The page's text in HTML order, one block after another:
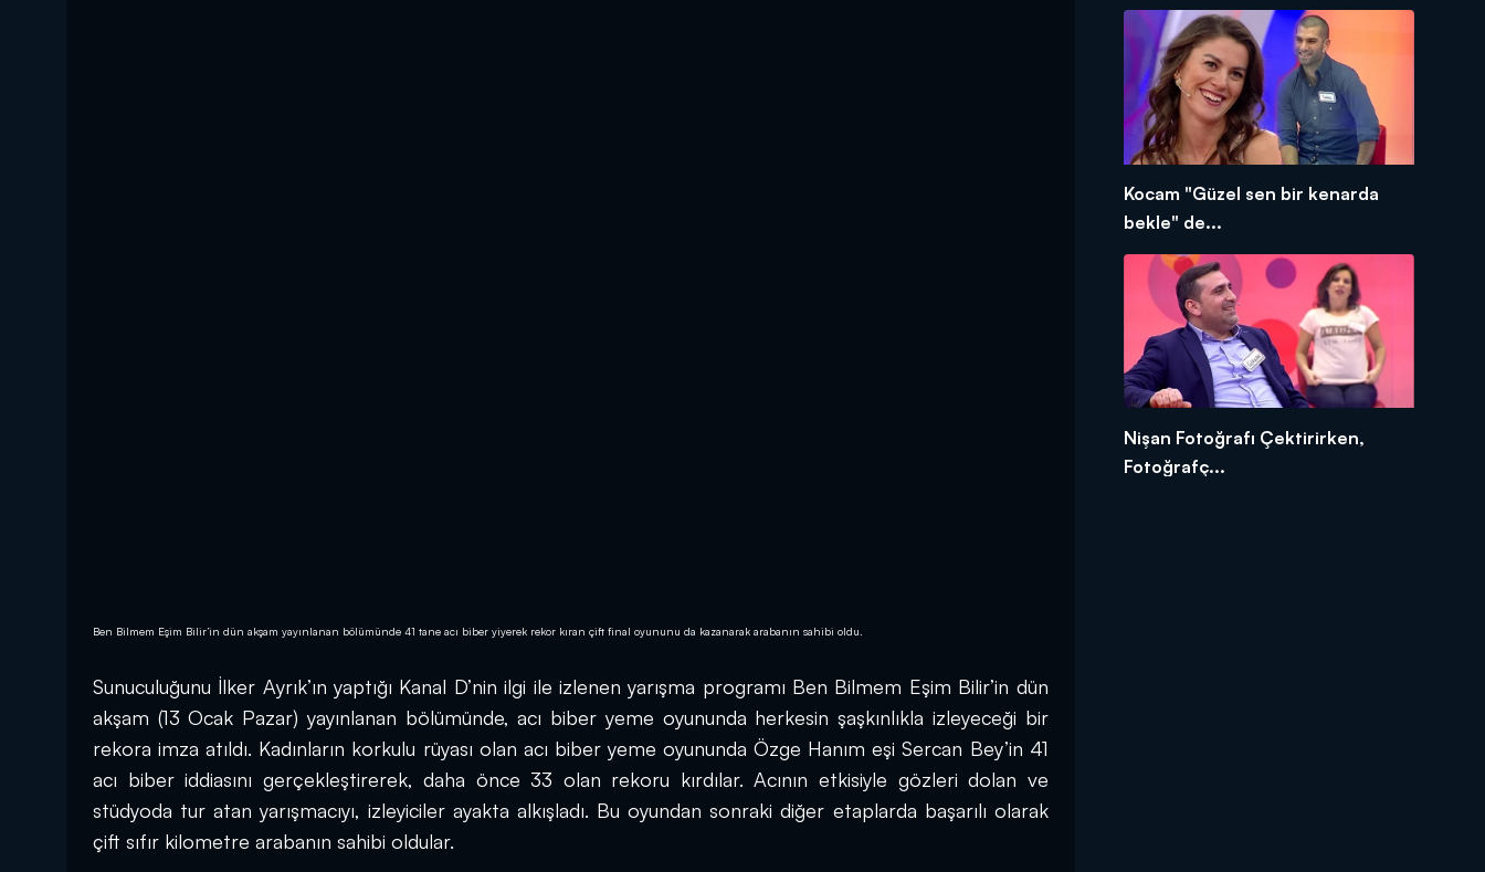
Ben Bilmem Eşim Bilir’in dün akşam yayınlanan bölümünde 41 tane acı biber yiyerek rekor kıran çift final oyununu da kazanarak arabanın sahibi oldu.
Sunuculuğunu İlker Ayrık’ın yaptığı Kanal D’nin ilgi ile izlenen yarışma programı Ben Bilmem Eşim Bilir’in dün
akşam (13 Ocak Pazar) yayınlanan bölümünde, acı biber yeme oyununda herkesin şaşkınlıkla izleyeceği bir
rekora imza atıldı. Kadınların korkulu rüyası olan acı biber yeme oyununda Özge Hanım eşi Sercan Bey’in 41
acı biber iddiasını gerçekleştirerek, daha önce 33 olan rekoru kırdılar. Acının etkisiyle gözleri dolan ve
stüdyoda tur atan yarışmacıyı, izleyiciler ayakta alkışladı. Bu oyundan sonraki diğer etaplarda başarılı olarak
çift sıfır kilometre arabanın sahibi oldular.
Kocam "Güzel sen bir kenarda
bekle" de...
Nişan Fotoğrafı Çektirirken,
Fotoğrafç...